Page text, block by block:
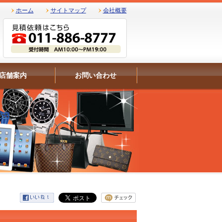
ホーム サイトマップ 会社概要
舗案内 お問い合わせ